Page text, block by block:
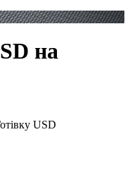
на
USD